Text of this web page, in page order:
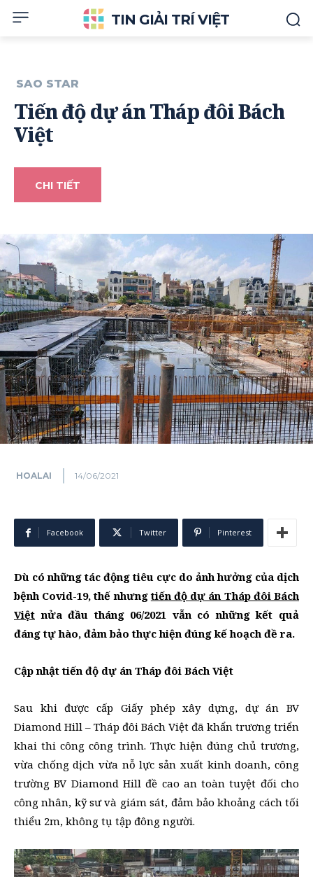
TIN GIẢI TRÍ VIỆT
SAO STAR
Tiến độ dự án Tháp đôi Bách
Việt
CHI TIẾT
HOALAI 14/06/2021
Facebook Twitter Pinterest
Dù có những tác động tiêu cực do ảnh hưởng của dịch
bệnh Covid-19, thế nhưngtiến độ dự án Tháp đôi Bách
Việt nửa đầu tháng 06/2021 vẫn có những kết quả
đáng tự hào, đảm bảo thực hiện đúng kế hoạch đề ra.
Cập nhật tiến độ dự án Tháp đôi Bách Việt
Sau khi được cấp Giấy phép xây dựng, dự án BV
Diamond Hill – Tháp đôi Bách Việt đã khẩn trương triển
khai thi công công trình. Thực hiện đúng chủ trương,
vừa chống dịch vừa nỗ lực sản xuất kinh doanh, công
trường BV Diamond Hill đề cao an toàn tuyệt đối cho
công nhân, kỹ sư và giám sát, đảm bảo khoảng cách tối
thiểu 2m, không tụ tập đông người.